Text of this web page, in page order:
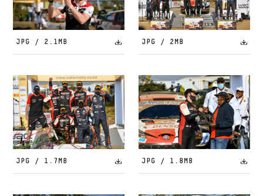
JPG / 2.1MB JPG / 2MB
JPG / 1.7MB JPG / 1.8MB